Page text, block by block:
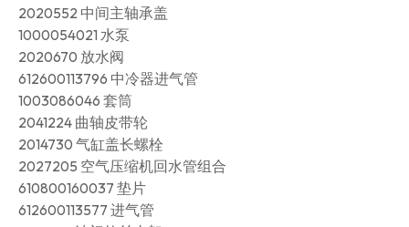
2020552 中间主轴承盖
1000054021 水泵
2020670 放水阀
612600113796 中冷器进气管
1003086046 套筒
2041224 曲轴皮带轮
2014730 气缸盖长螺栓
2027205 空气压缩机回水管组合
610800160037 垫片
612600113577 进气管